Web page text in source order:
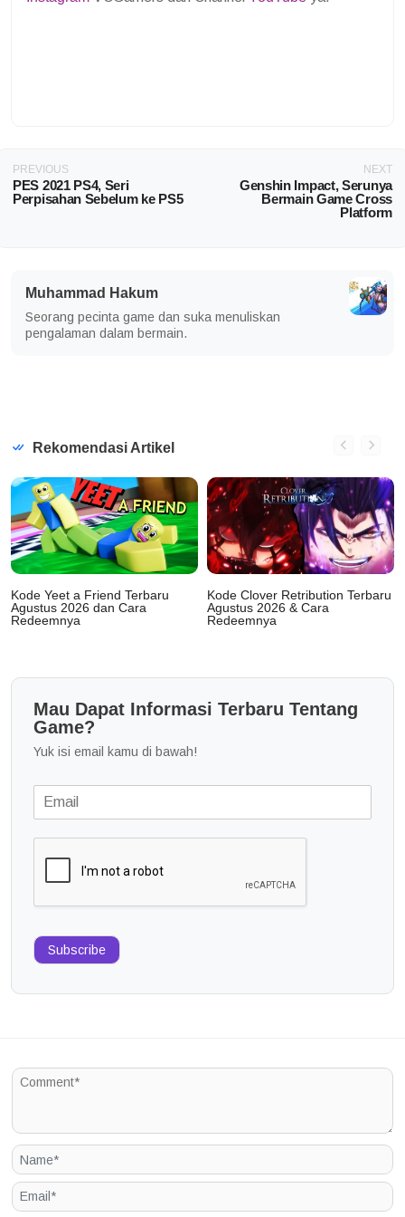
PREVIOUS
PES 2021 PS4, Seri
Perpisahan Sebelum ke PS5
NEXT
Genshin Impact, Serunya
Bermain Game Cross
Platform
Muhammad Hakum
Seorang pecinta game dan suka menuliskan
pengalaman dalam bermain.
Rekomendasi Artikel
Kode Yeet a Friend Terbaru
Agustus 2026 dan Cara
Redeemnya
Kode Clover Retribution Terbaru
Agustus 2026 & Cara
Redeemnya
Mau Dapat Informasi Terbaru Tentang
Game?
Yuk isi email kamu di bawah!
Subscribe